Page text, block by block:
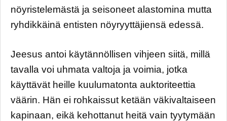
nöyristelemästä ja seisoneet alastomina mutta
ryhdikkäinä entisten nöyryyttäjiensä edessä.
Jeesus antoi käytännöllisen vihjeen siitä, millä
tavalla voi uhmata valtoja ja voimia, jotka
käyttävät heille kuulumatonta auktoriteettia
väärin. Hän ei rohkaissut ketään väkivaltaiseen
kapinaan, eikä kehottanut heitä vain tyytymään